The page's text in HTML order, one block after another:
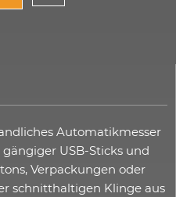
Automatikmesser
USB-Sticks und
Verpackungen oder
schnitthaltigen Klinge aus